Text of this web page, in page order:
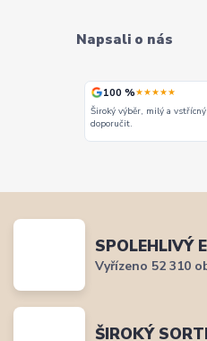
Napsali o nás
100 %★★★★★
Široký výběr, milý a
doporučit.
SPOLEHLIVÝ
Vyřízeno 52 310
ŠIROKÝ